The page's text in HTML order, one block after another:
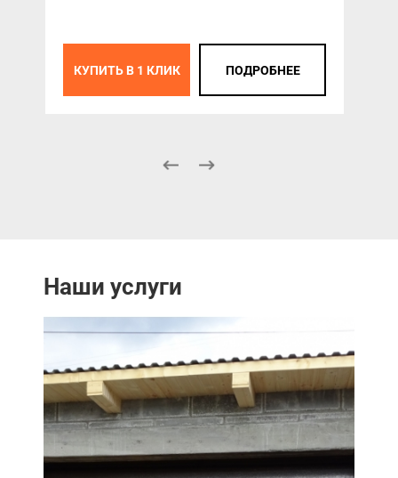
КУПИТЬ В 1 КЛИК ПОДРОБНЕЕ
Наши услуги